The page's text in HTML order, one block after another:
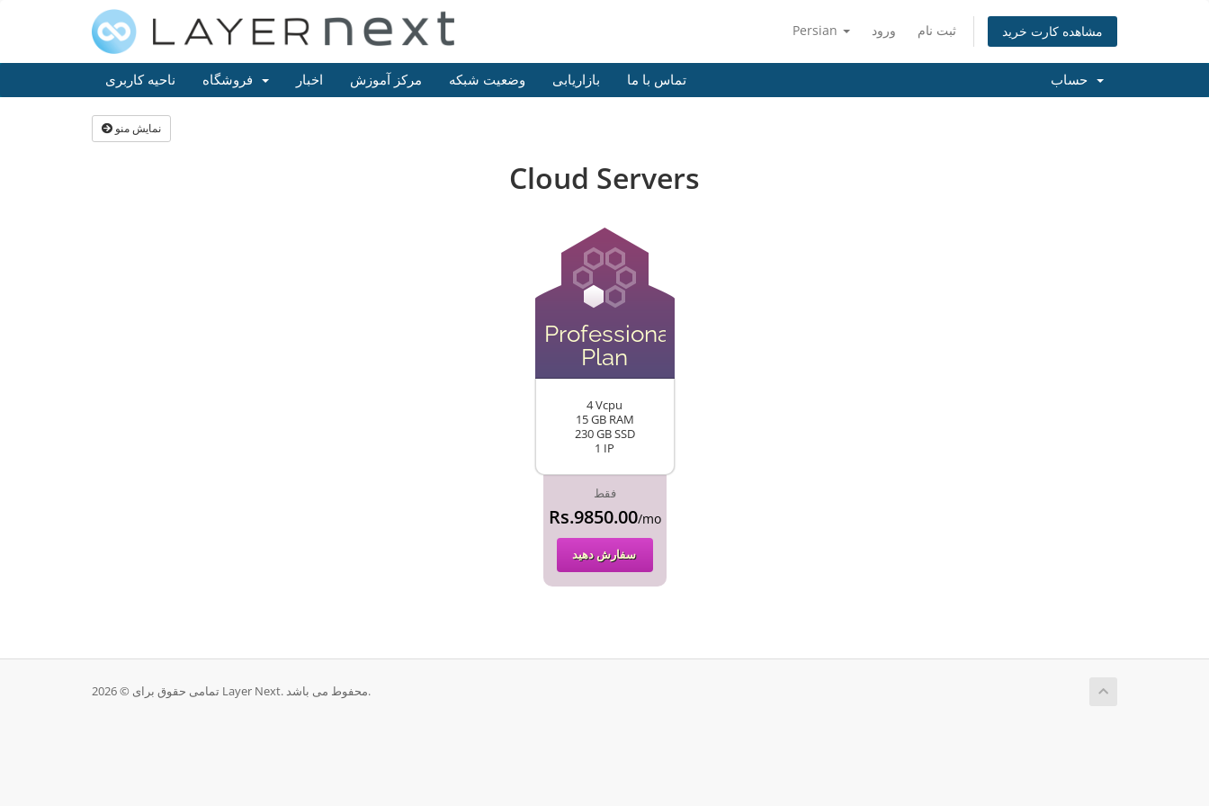
Persian ورود ثبت نام مشاهده کارت خرید
ناحیه کاربری اخبار مرکز آموزش وضعیت شبکه بازاریابی تماس با ما
نمایش منو
Cloud Servers
Professional
Plan
4 Vcpu
15 GB RAM
230 GB SSD
1 IP
فقط
Rs.9850.00/mo
سفارش دهید
تمامی حقوق برای © 2026 Layer Next. محفوط می باشد.